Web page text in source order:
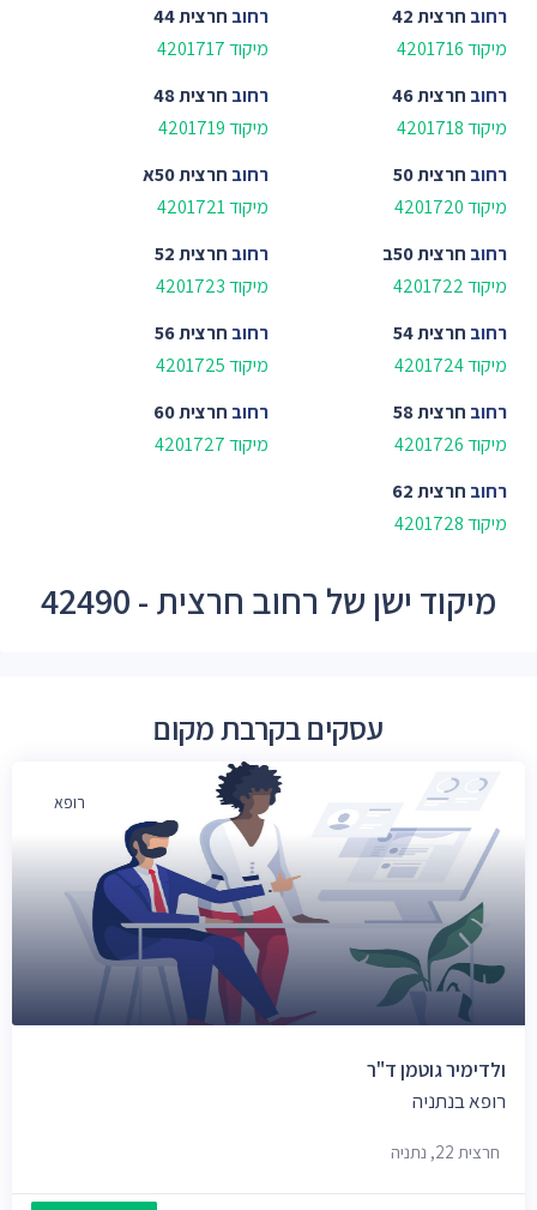
רחוב חרצית 42
מיקוד 4201716
רחוב חרצית 44
מיקוד 4201717
רחוב חרצית 46
מיקוד 4201718
רחוב חרצית 48
מיקוד 4201719
רחוב חרצית 50
מיקוד 4201720
רחוב חרצית 50א
מיקוד 4201721
רחוב חרצית 50ב
מיקוד 4201722
רחוב חרצית 52
מיקוד 4201723
רחוב חרצית 54
מיקוד 4201724
רחוב חרצית 56
מיקוד 4201725
רחוב חרצית 58
מיקוד 4201726
רחוב חרצית 60
מיקוד 4201727
רחוב חרצית 62
מיקוד 4201728
מיקוד ישן של רחוב חרצית - 42490
עסקים בקרבת מקום
רופא
ולדימיר גוטמן ד"ר
רופא בנתניה
חרצית 22, נתניה